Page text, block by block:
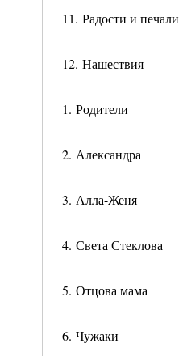
11. Радости и печали
12. Нашествия
1. Родители
2. Александра
3. Алла-Женя
4. Света Стеклова
5. Отцова мама
6. Чужаки